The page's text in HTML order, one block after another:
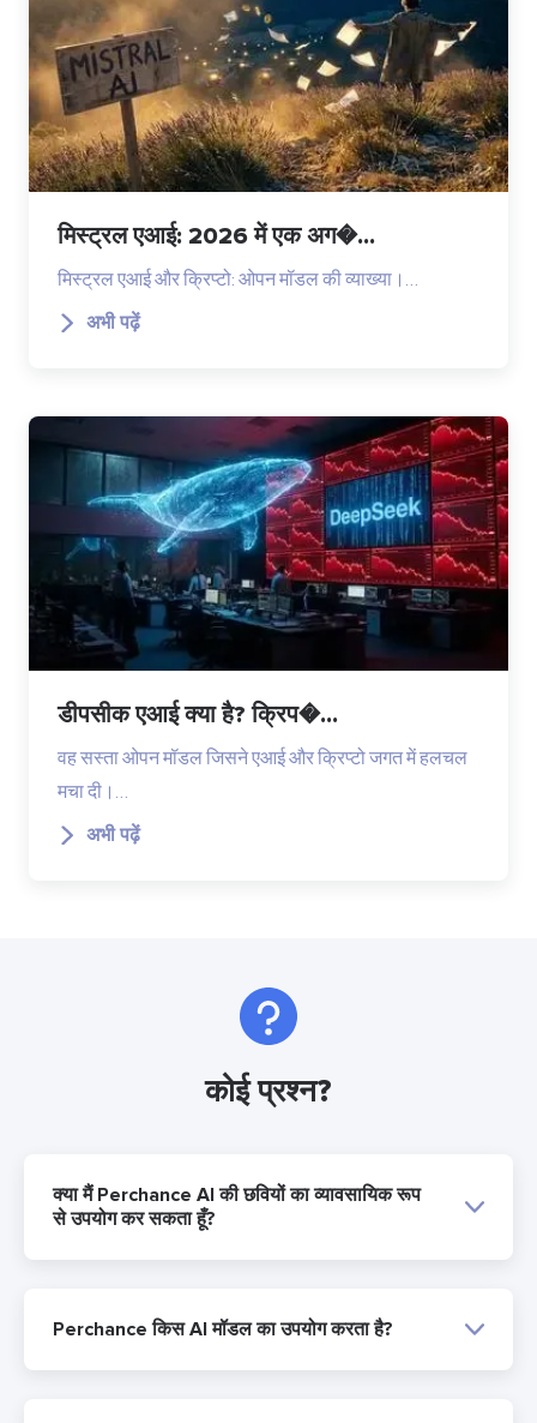
मिस्ट्रल एआई: 2026 में एक अग�...
मिस्ट्रल एआई और क्रिप्टो: ओपन मॉडल की व्याख्या।…
अभी पढ़ें
डीपसीक एआई क्या है? क्रिप�...
वह सस्ता ओपन मॉडल जिसने एआई और क्रिप्टो जगत में हलचल
मचा दी।…
अभी पढ़ें
कोई प्रश्न?
क्या मैं Perchance AI की छवियों का व्यावसायिक रूप
से उपयोग कर सकता हूँ?
Perchance किस AI मॉडल का उपयोग करता है?